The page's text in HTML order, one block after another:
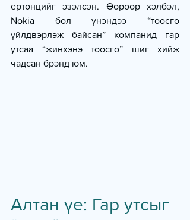
ертөнцийг эзэлсэн. Өөрөөр хэлбэл,
Nokia бол үнэндээ “тоосго
үйлдвэрлэж байсан” компанид гар
утсаа “жинхэнэ тоосго” шиг хийж
чадсан брэнд юм.
Алтан үе: Гар утсыг